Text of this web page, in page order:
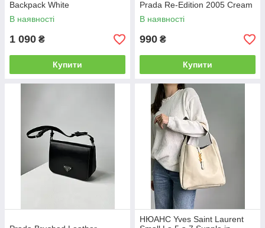
Backpack White
В наявності
1 090 ₴
Купити
Prada Re-Edition 2005 Cream
В наявності
990 ₴
Купити
НЮАНС Yves Saint Laurent